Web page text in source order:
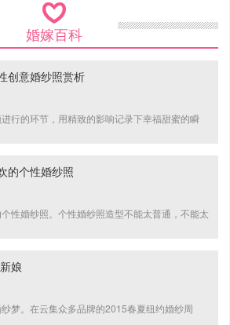

婚嫁百科
创意婚纱照赏析
行的环节，用精致的影响记录下幸福甜蜜的瞬
的个性婚纱照
性婚纱照。个性婚纱照造型不能太普通，不能太
娘
梦。在云集众多品牌的2015春夏纽约婚纱周